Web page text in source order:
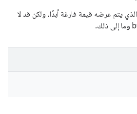
الذي يتم عرضه قيمة فارغة أبدًا، ولكن قد لا